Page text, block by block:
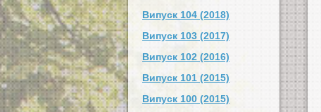
Випуск 104 (2018)
Випуск 103 (2017)
Випуск 102 (2016)
Випуск 101 (2015)
Випуск 100 (2015)